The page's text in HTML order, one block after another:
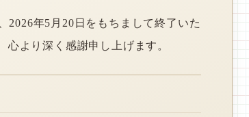
2026年5月20日をもちまして終了いた
より深く感謝申し上げます。